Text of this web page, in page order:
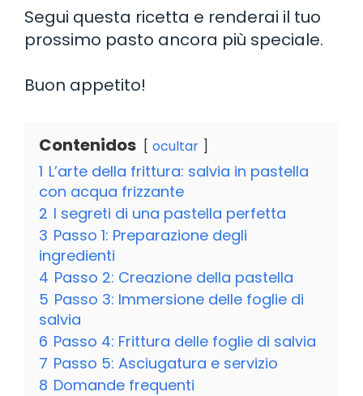
Segui questa ricetta e renderai il tuo
prossimo pasto ancora più speciale.
Buon appetito!
Contenidos ocultar
1 L’arte della frittura: salvia in pastella
con acqua frizzante
2 I segreti di una pastella perfetta
3 Passo 1: Preparazione degli
ingredienti
4 Passo 2: Creazione della pastella
5 Passo 3: Immersione delle foglie di
salvia
6 Passo 4: Frittura delle foglie di salvia
7 Passo 5: Asciugatura e servizio
8 Domande frequenti